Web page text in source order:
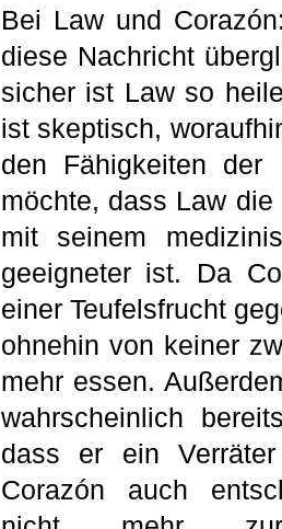
Bei Law und
diese Nachricht
sicher ist Law so
ist skeptisch,
den Fähigkeiten der
möchte, dass Law
mit seinem
geeigneter ist. Da
einer Teufelsfrucht
ohnehin von keiner
mehr essen.
wahrscheinlich
dass er ein
Corazón auch